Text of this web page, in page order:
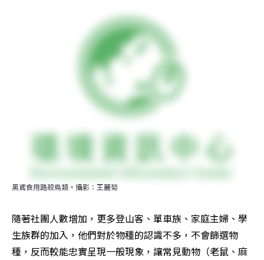
黑鳶食用路殺鳥類。攝影：王麗菊
隨著社團人數增加，更多登山客、單車族、家庭主婦、學
生族群的加入，他們對於物種的認識不多，不會篩選物
種，反而較能忠實呈現一般現象，讓常見動物（老鼠、麻